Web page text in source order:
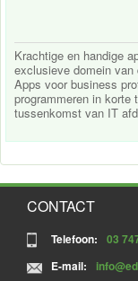
Krachtige en handige
exclusieve domein van
Apps voor business
programmeren in korte
tussenkomst van IT
CONTACT
Telefoon:
03
E-mail: